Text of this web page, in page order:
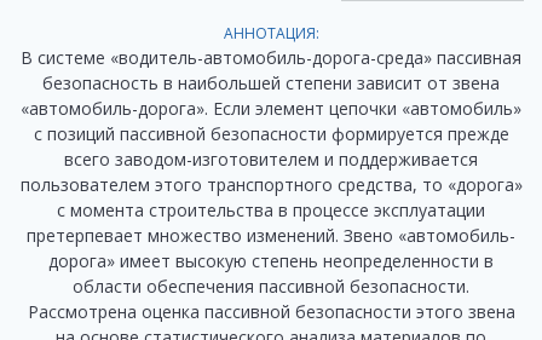
АННОТАЦИЯ:
В системе «водитель-автомобиль-дорога-среда» пассивная
безопасность в наибольшей степени зависит от звена
«автомобиль-дорога». Если элемент цепочки «автомобиль»
с позиций пассивной безопасности формируется прежде
всего заводом-изготовителем и поддерживается
пользователем этого транспортного средства, то «дорога»
с момента строительства в процессе эксплуатации
претерпевает множество изменений. Звено «автомобиль-
дорога» имеет высокую степень неопределенности в
области обеспечения пассивной безопасности.
Рассмотрена оценка пассивной безопасности этого звена